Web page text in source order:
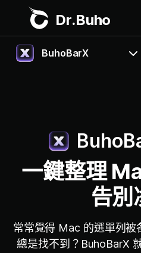
Dr.Buho
首頁
BuhoUnlocker
BuhoRepair
BuhoLaunchpad
商店
部落格
關於我們
BuhoBarX
一鍵整理
告別
常常覺得 Mac 的選單列被
總是找不到？BuhoBarX